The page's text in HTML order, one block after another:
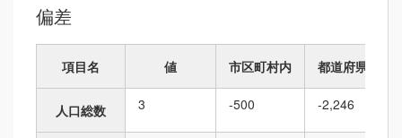
偏差
項目名 値 市区町村内 都道府県内
人口総数 3 -500 -2,246